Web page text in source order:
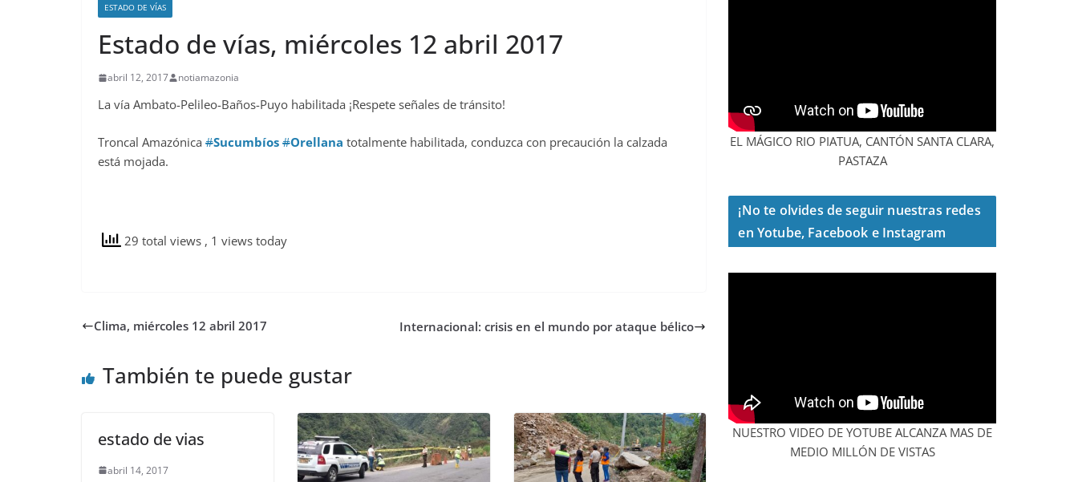
ESTADO DE VÍAS
Estado de vías, miércoles 12 abril 2017
abril 12, 2017 notiamazonia
La vía Ambato-Pelileo-Baños-Puyo habilitada ¡Respete señales de tránsito!
Troncal Amazónica #Sucumbíos #Orellana totalmente habilitada, conduzca con precaución la calzada
está mojada.
29 total views , 1 views today
Clima, miércoles 12 abril 2017 Internacional: crisis en el mundo por ataque bélico
También te puede gustar
estado de vias
abril 14, 2017
EL MÁGICO RIO PIATUA, CANTÓN SANTA CLARA,
PASTAZA
¡No te olvides de seguir nuestras redes
en Yotube, Facebook e Instagram
NUESTRO VIDEO DE YOTUBE ALCANZA MAS DE
MEDIO MILLÓN DE VISTAS